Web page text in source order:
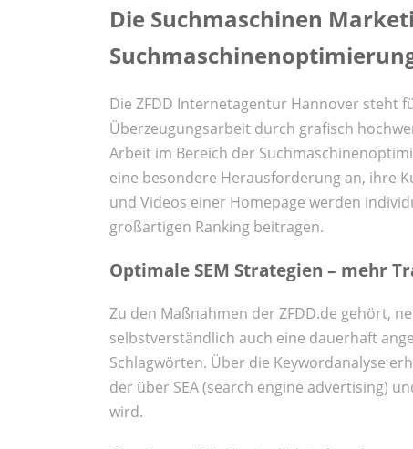
Die Suchmaschinen
Die ZFDD Internetagentur Hannover steht
Überzeugungsarbeit durch grafisch
Arbeit im Bereich der
eine besondere Herausforderung an, ihre
und Videos einer Homepage werden
großartigen Ranking beitragen.
Optimale SEM Strategien – mehr
Zu den Maßnahmen der ZFDD.de gehört,
selbstverständlich auch eine dauerhaft
Schlagwörten. Über die Keywordanalyse
der über SEA (search engine advertising)
wird.